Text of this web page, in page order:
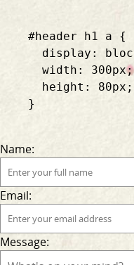
    #header h1 a {
display:
      width: 300px;
      height: 80px;
    }
Name:
Email:
Message: